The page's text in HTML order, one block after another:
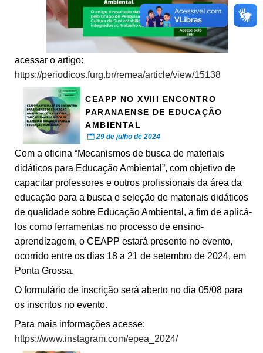
acessar o artigo:
https://periodicos.furg.br/remea/article/view/15138
CEAPP NO XVIII ENCONTRO
PARANAENSE DE EDUCAÇÃO
AMBIENTAL
29 de julho de 2024
Com a oficina “Mecanismos de busca de materiais
didáticos para Educação Ambiental”, com objetivo de
capacitar professores e outros profissionais da área da
educação para a busca e seleção de materiais didáticos
de qualidade sobre Educação Ambiental, a fim de aplicá-
los como ferramentas no processo de ensino-
aprendizagem, o CEAPP estará presente no evento,
ocorrido entre os dias 18 a 21 de setembro de 2024, em
Ponta Grossa.
O formulário de inscrição será aberto no dia 05/08 para
os inscritos no evento.
Para mais informações acesse:
https://www.instagram.com/epea_2024/